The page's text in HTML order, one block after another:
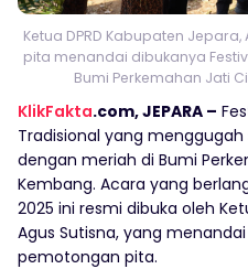
Ketua DPRD Kabupaten
pita menandai dibukanya
Bumi Perkemahan Jati
KlikFakta.com, JEPARA –
Tradisional yang
dengan meriah di Bumi
Kembang. Acara yang
2025 ini resmi dibuka oleh
Agus Sutisna, yang
pemotongan pita.